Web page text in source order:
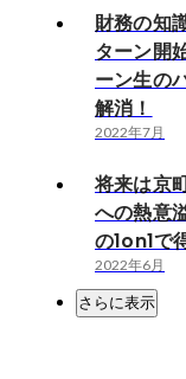
財務の知
ターン開
ーン生の
解消！
2022年7月
将来は京
への熱意
の1on1で
2022年6月
さらに表示